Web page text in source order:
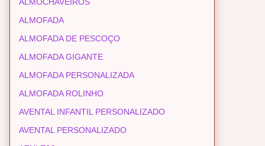
ALMOFADA
ALMOFADA DE PESCOÇO
ALMOFADA GIGANTE
ALMOFADA PERSONALIZADA
ALMOFADA ROLINHO
AVENTAL INFANTIL PERSONALIZADO
AVENTAL PERSONALIZADO